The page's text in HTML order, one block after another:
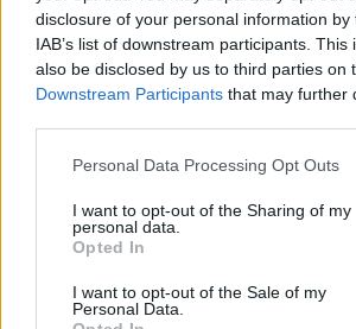
disclosure of your personal information
IAB’s list of downstream participants.
also be disclosed by us to third parties on
Downstream Participants that may further
Personal Data Processing Opt Outs
I want to opt-out of the Sharing of my
personal data.
Opted In
I want to opt-out of the Sale of my
Personal Data.
PNCR (Terheș)
Partidul Patrioților (Surugiu)
FAR (Coarnă)
România pe Primul Loc (Ponta)
Altul
Arhiva sondajelor